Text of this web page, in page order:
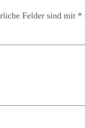
Felder sind mit *